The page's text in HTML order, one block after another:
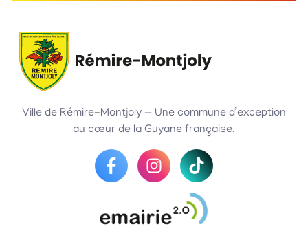
Ville de Rémire-Montjoly — Une commune d’exception
au cœur de la Guyane française.